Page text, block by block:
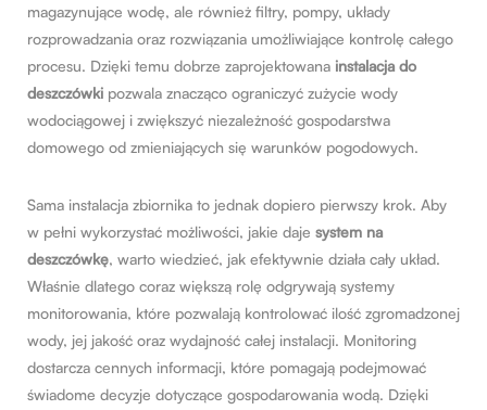
magazynujące wodę, ale również filtry, pompy, układy
rozprowadzania oraz rozwiązania umożliwiające kontrolę całego
procesu. Dzięki temu dobrze zaprojektowana instalacja do
deszczówki pozwala znacząco ograniczyć zużycie wody
wodociągowej i zwiększyć niezależność gospodarstwa
domowego od zmieniających się warunków pogodowych.
Sama instalacja zbiornika to jednak dopiero pierwszy krok. Aby
w pełni wykorzystać możliwości, jakie daje system na
deszczówkę, warto wiedzieć, jak efektywnie działa cały układ.
Właśnie dlatego coraz większą rolę odgrywają systemy
monitorowania, które pozwalają kontrolować ilość zgromadzonej
wody, jej jakość oraz wydajność całej instalacji. Monitoring
dostarcza cennych informacji, które pomagają podejmować
świadome decyzje dotyczące gospodarowania wodą. Dzięki